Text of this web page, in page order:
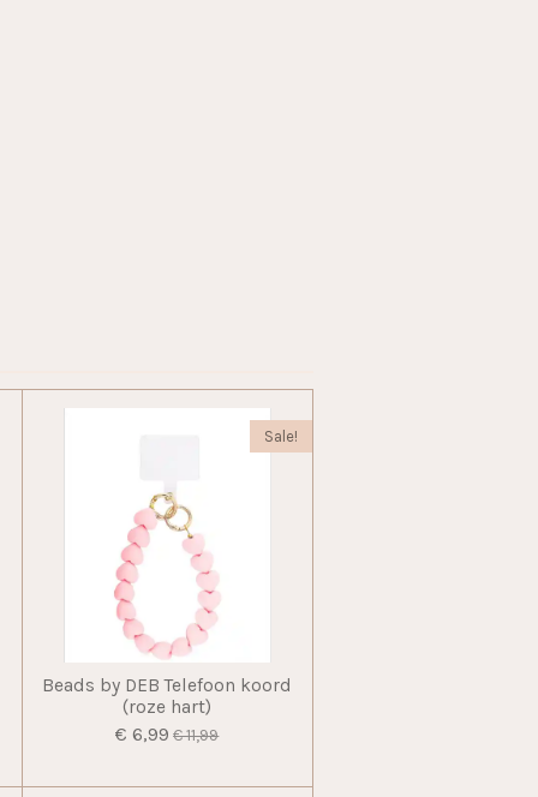
Sale!
Beads by DEB Telefoon koord
(roze hart)
€ 6,99 € 11,99